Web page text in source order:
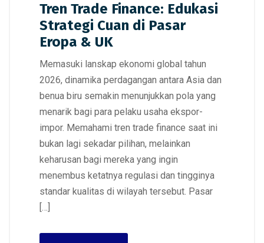
Tren Trade Finance: Edukasi
Strategi Cuan di Pasar
Eropa & UK
Memasuki lanskap ekonomi global tahun
2026, dinamika perdagangan antara Asia dan
benua biru semakin menunjukkan pola yang
menarik bagi para pelaku usaha ekspor-
impor. Memahami tren trade finance saat ini
bukan lagi sekadar pilihan, melainkan
keharusan bagi mereka yang ingin
menembus ketatnya regulasi dan tingginya
standar kualitas di wilayah tersebut. Pasar
[…]